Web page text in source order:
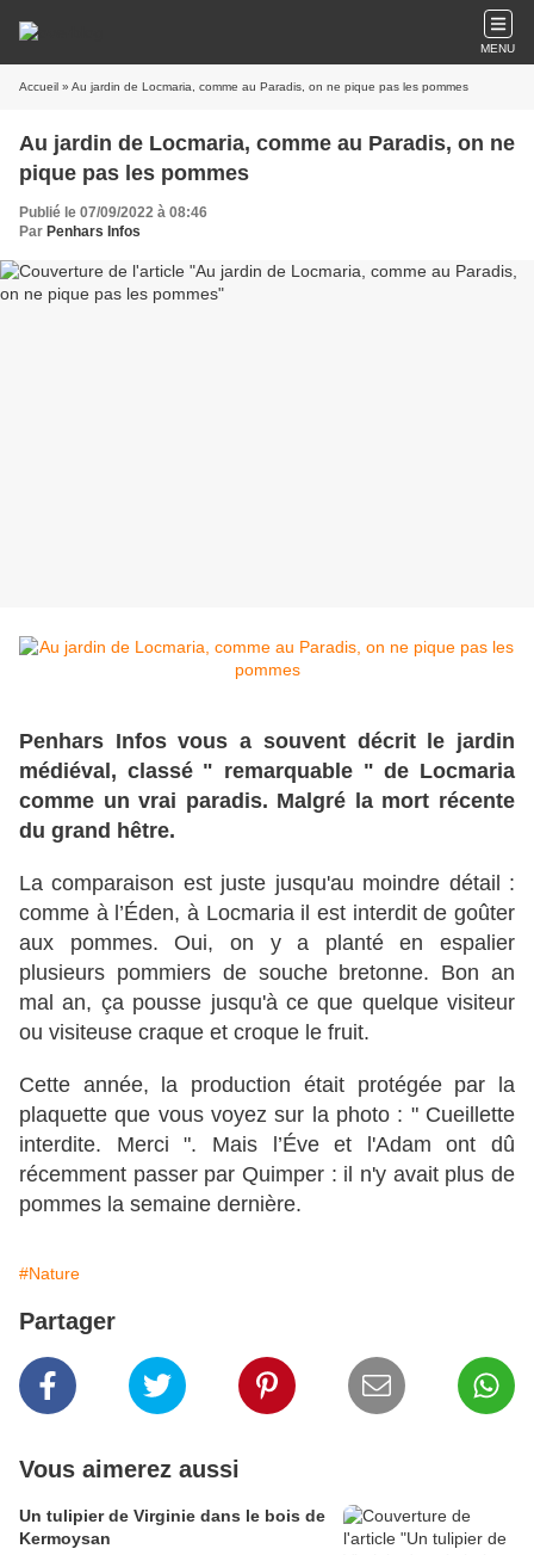
MENU
Accueil » Au jardin de Locmaria, comme au Paradis, on ne pique pas les pommes
Au jardin de Locmaria, comme au Paradis, on ne
pique pas les pommes
Publié le 07/09/2022 à 08:46
Par Penhars Infos
Penhars Infos vous a souvent décrit le jardin
médiéval, classé " remarquable " de Locmaria
comme un vrai paradis. Malgré la mort récente
du grand hêtre.
La comparaison est juste jusqu'au moindre détail :
comme à l’Éden, à Locmaria il est interdit de goûter
aux pommes. Oui, on y a planté en espalier
plusieurs pommiers de souche bretonne. Bon an
mal an, ça pousse jusqu'à ce que quelque visiteur
ou visiteuse craque et croque le fruit.
Cette année, la production était protégée par la
plaquette que vous voyez sur la photo : " Cueillette
interdite. Merci ". Mais l’Éve et l'Adam ont dû
récemment passer par Quimper : il n'y avait plus de
pommes la semaine dernière.
#Nature
Partager
Vous aimerez aussi
Un tulipier de Virginie dans le bois de
Kermoysan